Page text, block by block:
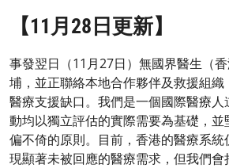
【11月28日更新】
事發翌日（11月27日）無國界醫生（
埔，並正聯絡本地合作夥伴及救援組
醫療支援缺口。我們是一個國際醫療
動均以獨立評估的實際需要為基礎，
偏不倚的原則。目前，香港的醫療系
現顯著未被回應的醫療需求，但我們會